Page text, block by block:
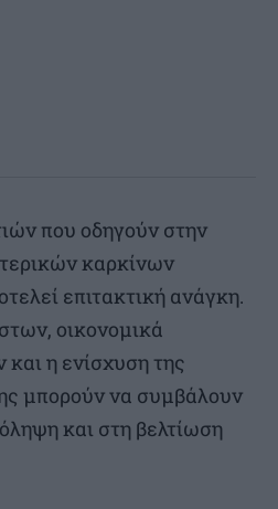
που οδηγούν στην
καρκίνων
επιτακτική ανάγκη.
οικονομικά
και η ενίσχυση της
μπορούν να συμβάλουν
και στη βελτίωση